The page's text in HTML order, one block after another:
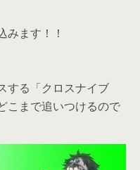
みます！！
する「クロスナイブ
こまで追いつけるので